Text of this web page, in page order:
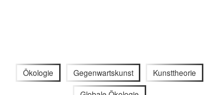
Ökologie Gegenwartskunst Kunsttheorie